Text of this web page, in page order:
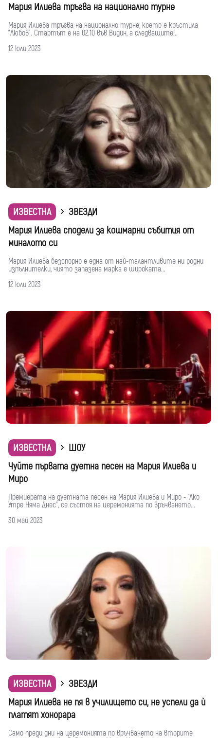
Мария Илиева тръгва на национално турне
Мария Илиева тръгва на национално турне, което е кръстила
"Любов". Стартът е на 02.10 във Видин, а следващите...
12 юли 2023
ИЗВЕСТНА
ЗВЕЗДИ
Мария Илиева сподели за кошмарни събития от
миналото си
Мария Илиева безспорно е една от най-талантливите ни родни
изпълнителки, чиято запазена марка е широката...
12 юли 2023
ИЗВЕСТНА
ШОУ
Чуйте първата дуетна песен на Мария Илиева и
Миро
Премиерата на дуетната песен на Мария Илиева и Миро - "Ако
Утре Няма Днес", се състоя на церемонията по връчването...
30 май 2023
ИЗВЕСТНА
ЗВЕЗДИ
Мария Илиева не пя в училището си, не успели да ѝ
платят хонорара
Само преди дни на церемонията по връчването на вторите